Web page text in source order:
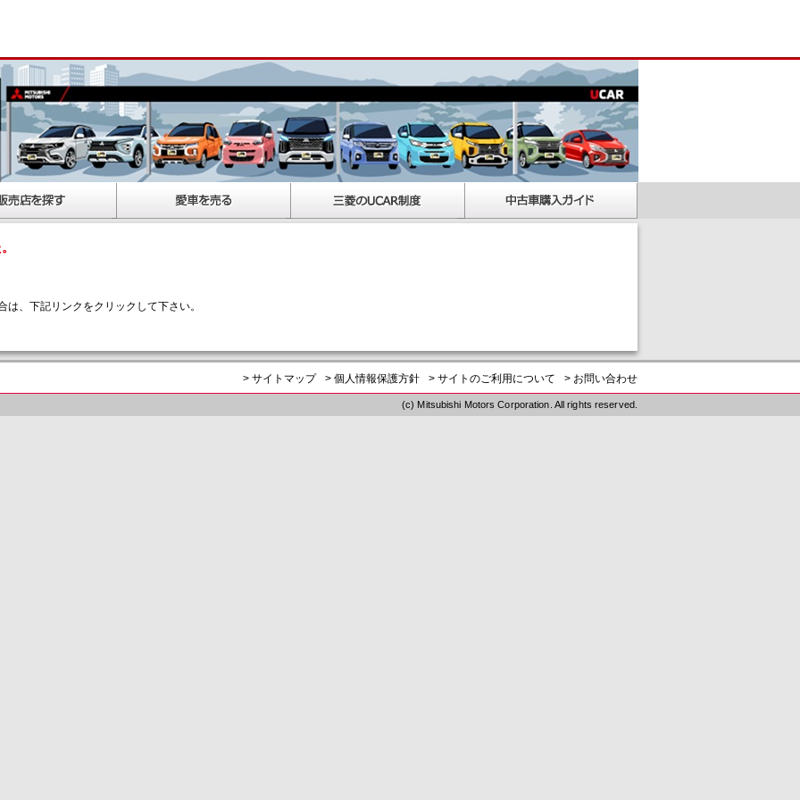
、下記リンクをクリックして下さい。
> サイトマップ > 個人情報保護方針 > サイトのご利用について > お問い合わせ
(c) Mitsubishi Motors Corporation. All rights reserved.